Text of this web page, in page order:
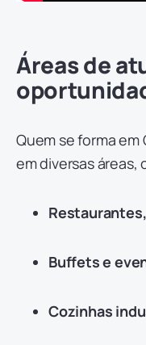
Áreas de
Quem se forma
em diversas áreas,
Buffets e
Cozinhas